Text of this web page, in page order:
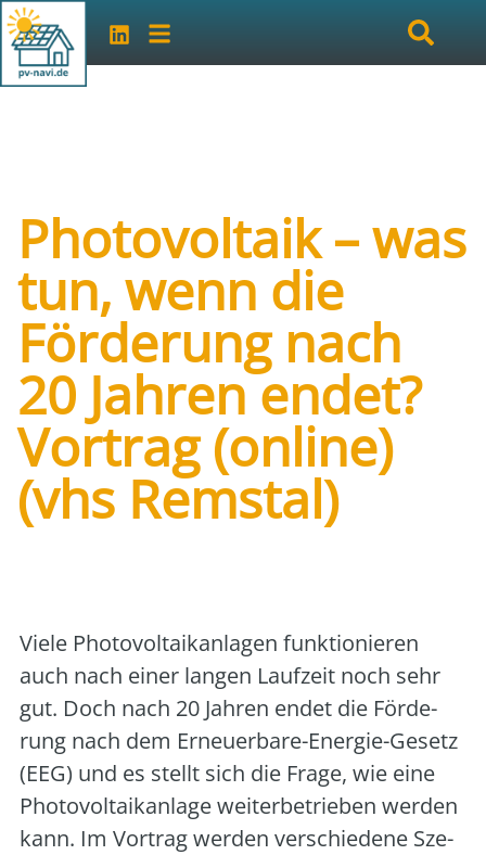
Photovoltaik – was
tun, wenn die
Förderung nach
20 Jahren endet?
Vortrag (online)
(vhs Remstal)
Vie­le Pho­to­vol­ta­ik­an­la­gen funk­tio­nie­ren
auch nach einer lan­gen Lauf­zeit noch sehr
gut. Doch nach 20 Jah­ren endet die För­de­
rung nach dem Erneu­er­ba­re-Ener­gie-Gesetz
(EEG) und es stellt sich die Fra­ge, wie eine
Pho­to­vol­ta­ik­an­la­ge wei­ter­be­trie­ben wer­den
kann. Im Vor­trag wer­den ver­schie­de­ne Sze­